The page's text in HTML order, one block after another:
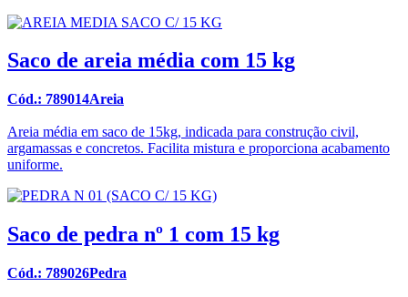
Saco de areia média com 15 kg
Cód.: 789014Areia
Areia média em saco de 15kg, indicada para construção civil,
argamassas e concretos. Facilita mistura e proporciona acabamento
uniforme.
Saco de pedra nº 1 com 15 kg
Cód.: 789026Pedra